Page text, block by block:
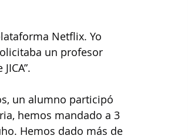
Netflix. Yo
un profesor
un alumno participó
hemos mandado a 3
Hemos dado más de